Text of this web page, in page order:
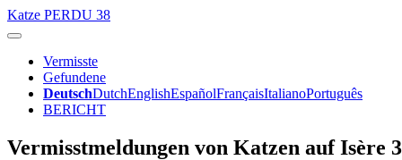
Katze PERDU 38
Vermisste
Gefundene
DeutschDutchEnglishEspañolFrançaisItalianoPortuguês
BERICHT
Vermisstmeldungen von Katzen auf Isère